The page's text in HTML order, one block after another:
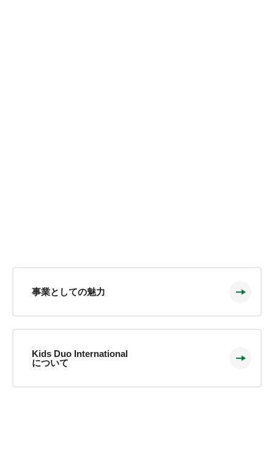
事業としての魅力
Kids Duo International
について